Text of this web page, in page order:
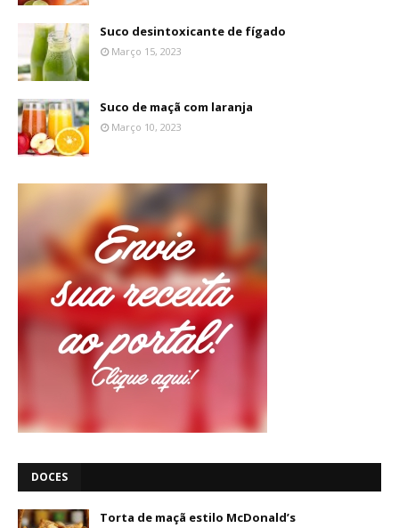
Suco desintoxicante de fígado
Março 15, 2023
Suco de maçã com laranja
Março 10, 2023
DOCES
Torta de maçã estilo McDonald’s